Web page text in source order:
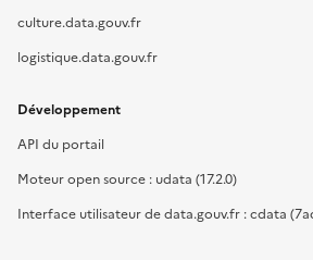
culture.data.gouv.fr
logistique.data.gouv.fr
Développement
API du portail
Moteur open source : udata (17.2.0)
Interface utilisateur de data.gouv.fr : cdata